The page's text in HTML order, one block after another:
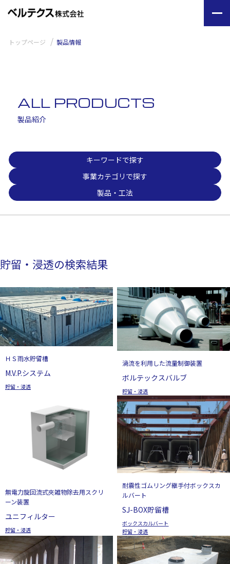
トップページ 製品情報
ALL PRODUCTS
製品紹介
キーワードで探す
事業カテゴリで探す
製品・工法
貯留・浸透の検索結果
ＨＳ雨水貯留槽
M.V.P.システム
貯留・浸透
渦流を利用した流量制御装置
ボルテックスバルブ
貯留・浸透
無電力旋回流式夾雑物除去用スクリ
ーン装置
ユニフィルター
貯留・浸透
耐震性ゴムリング継手付ボックスカ
ルバート
SJ-BOX貯留槽
ボックスカルバート
貯留・浸透